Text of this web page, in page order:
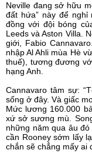
Neville đang sở hữu
đất hứa” này để
đồng với đội bóng
Leeds và Aston Villa.
giới, Fabio
nhập Al Ahli mùa Hè
thuế), tương đương
hạng Anh.
Cannavaro tâm sự:
sống ở đây. Và giấc
Mức lương 160.000
xứ sở sương mù.
những năm qua âu
cần Rooney sớm lấy
chắn sẽ chẳng mấy ai